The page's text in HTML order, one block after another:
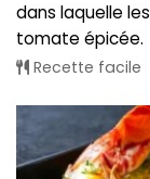
dans laquelle
tomate épicée.
Recette facile